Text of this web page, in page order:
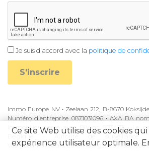
Je suis d'accord avec la politique de
S'inscrire
Immo Europe NV • Zeelaan 212, B-8670 Koksijde
Numéro d'entreprise 0871031096 • AXA BA
immobilier agréé avec BIV-nr 507.437 • Le
Belgique • Autorité de surveillance:
Vastgoedmakelaars, Luxemburgstraat 16B, 1000
Ce site Web utilise des cookies
expérience utilisateur optimale.